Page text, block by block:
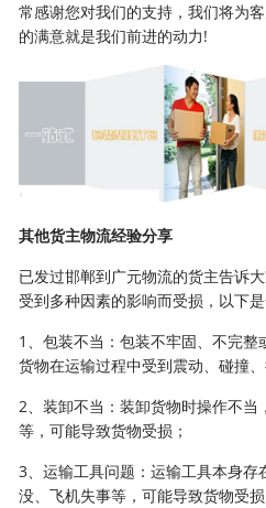
常感谢您对我们的支持，我们将为
的满意就是我们前进的动力!
其他货主物流经验分享
已发过邯郸到广元物流的货主告诉
受到多种因素的影响而受损，以下
1、包装不当：包装不牢固、不完
货物在运输过程中受到震动、碰撞
2、装卸不当：装卸货物时操作不当
等，可能导致货物受损；
3、运输工具问题：运输工具本身
没、飞机失事等，可能导致货物受损